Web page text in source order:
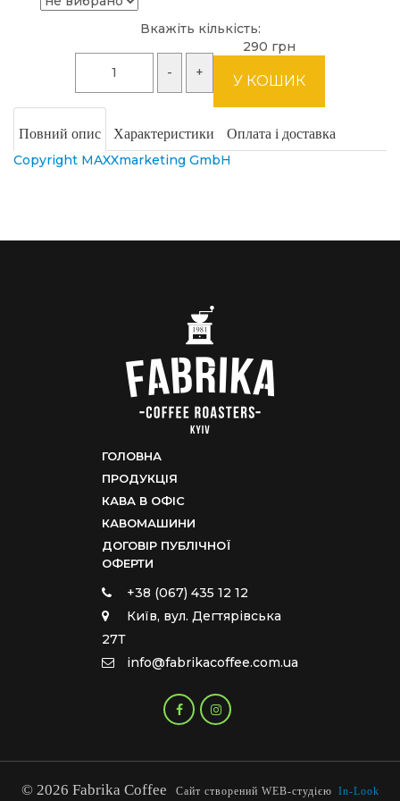
Вкажіть кількість:
290 грн
Повний опис Характеристики Оплата і доставка
Copyright MAXXmarketing GmbH
ГОЛОВНА
ПРОДУКЦІЯ
КАВА В ОФІС
КАВОМАШИНИ
ДОГОВІР ПУБЛІЧНОЇ
ОФЕРТИ
+38 (067) 435 12 12
Київ, вул. Дегтярівська
27Т
info@fabrikacoffee.com.ua
© 2026 Fabrika Coffee Сайт створений WEB-студією In-Look